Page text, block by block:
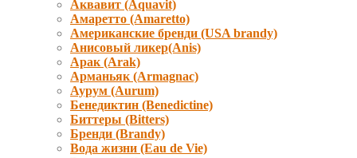
Аквавит (Aquavit)
Амаретто (Amaretto)
Американские бренди (USA brandy)
Анисовый ликер(Anis)
Арак (Arak)
Арманьяк (Armagnac)
Аурум (Aurum)
Бенедиктин (Benedictine)
Биттеры (Bitters)
Бренди (Brandy)
Вода жизни (Eau de Vie)